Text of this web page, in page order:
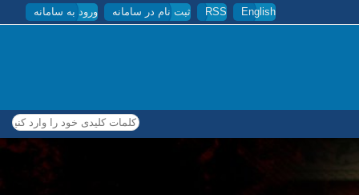
English
RSS ثبت نام در سامانه ورود به سامانه
کلمات کلیدی خود را وارد کنید